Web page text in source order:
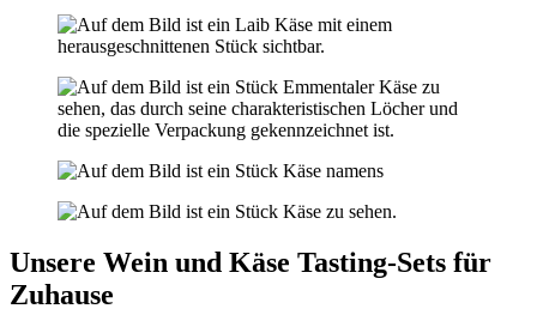
Unsere Wein und Käse Tasting-Sets für
Zuhause